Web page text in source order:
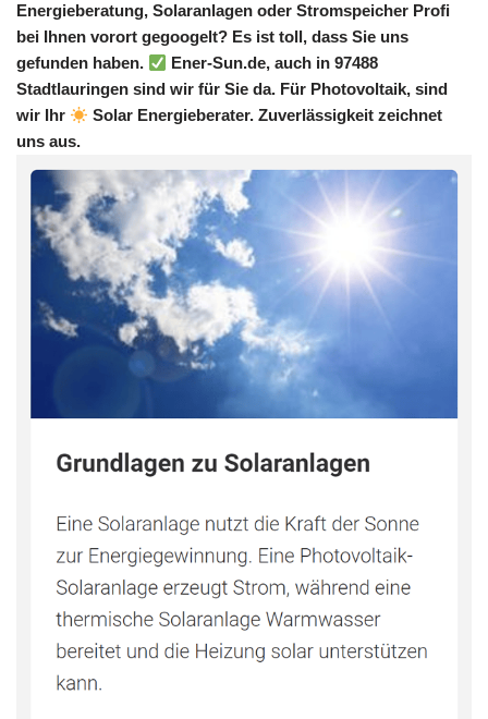
Energieberatung, Solaranlagen oder Stromspeicher Profi
bei Ihnen vorort gegoogelt? Es ist toll, dass Sie uns
gefunden haben.
Ener-Sun.de, auch in 97488
Stadtlauringen sind wir für Sie da. Für Photovoltaik, sind
wir Ihr
Solar Energieberater. Zuverlässigkeit zeichnet
uns aus.